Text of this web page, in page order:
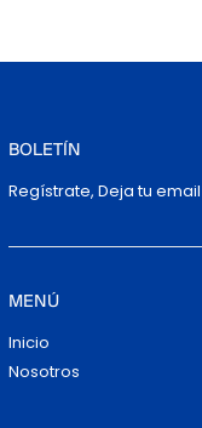
BOLETÍN
Regístrate, Deja tu
MENÚ
Inicio
Nosotros